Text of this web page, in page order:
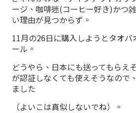
ージ、咖啡迷(コーヒー好き)かつ
い理由が見つからず。
11月の26日に購入しようとタオバ
ール。
どうやら、日本にも送ってもらえ
が認証しなくても使えそうなので
ました
（よいこは真似しないでね）。